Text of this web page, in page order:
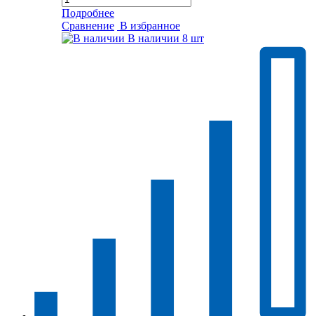
Подробнее
Сравнение В избранное
В наличии 8 шт